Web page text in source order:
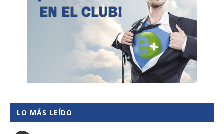
LO MÁS LEÍDO